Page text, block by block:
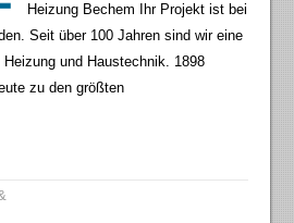
Heizung Bechem Ihr Projekt ist bei
Seit über 100 Jahren sind wir eine
und Haustechnik. 1898
zu den größten